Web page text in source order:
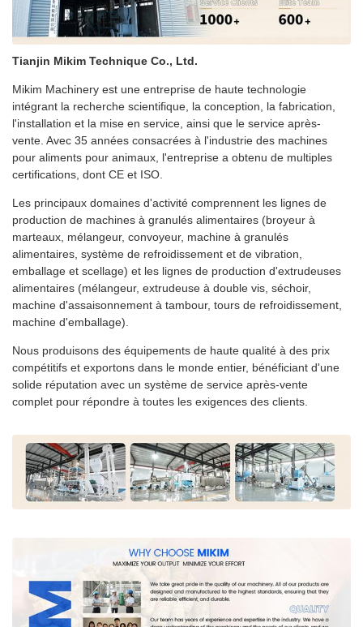
Tianjin Mikim Technique Co., Ltd.
Mikim Machinery est une entreprise de haute technologie
intégrant la recherche scientifique, la conception, la fabrication,
l'installation et la mise en service, ainsi que le service après-
vente. Avec 35 années consacrées à l'industrie des machines
pour aliments pour animaux, l'entreprise a obtenu de multiples
certifications, dont CE et ISO.
Les principaux domaines d'activité comprennent les lignes de
production de machines à granulés alimentaires (broyeur à
marteaux, mélangeur, convoyeur, machine à granulés
alimentaires, système de refroidissement et de vibration,
emballage et scellage) et les lignes de production d'extrudeuses
alimentaires (mélangeur, extrudeuse à double vis, séchoir,
machine d'assaisonnement à tambour, tours de refroidissement,
machine d'emballage).
Nous produisons des équipements de haute qualité à des prix
compétitifs et exportons dans le monde entier, bénéficiant d'une
solide réputation avec un système de service après-vente
complet pour répondre à toutes les exigences des clients.